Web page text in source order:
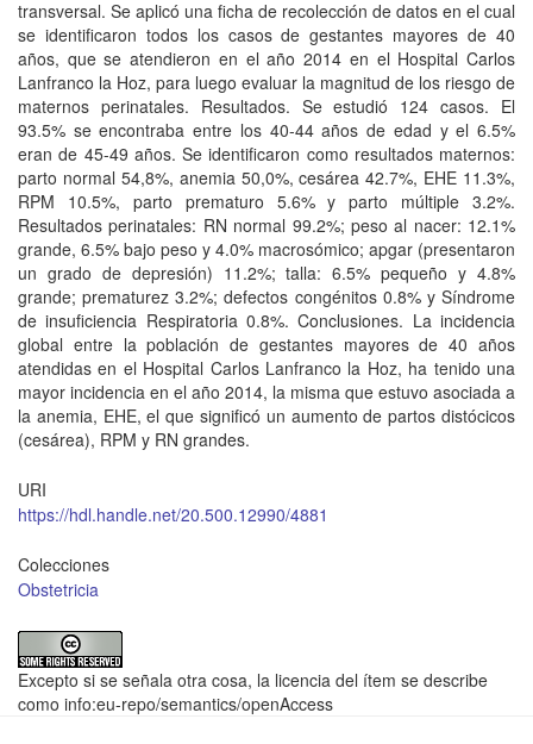
transversal. Se aplicó una ficha de recolección de datos en el cual
se identificaron todos los casos de gestantes mayores de 40
años, que se atendieron en el año 2014 en el Hospital Carlos
Lanfranco la Hoz, para luego evaluar la magnitud de los riesgo de
maternos perinatales. Resultados. Se estudió 124 casos. El
93.5% se encontraba entre los 40-44 años de edad y el 6.5%
eran de 45-49 años. Se identificaron como resultados maternos:
parto normal 54,8%, anemia 50,0%, cesárea 42.7%, EHE 11.3%,
RPM 10.5%, parto prematuro 5.6% y parto múltiple 3.2%.
Resultados perinatales: RN normal 99.2%; peso al nacer: 12.1%
grande, 6.5% bajo peso y 4.0% macrosómico; apgar (presentaron
un grado de depresión) 11.2%; talla: 6.5% pequeño y 4.8%
grande; prematurez 3.2%; defectos congénitos 0.8% y Síndrome
de insuficiencia Respiratoria 0.8%. Conclusiones. La incidencia
global entre la población de gestantes mayores de 40 años
atendidas en el Hospital Carlos Lanfranco la Hoz, ha tenido una
mayor incidencia en el año 2014, la misma que estuvo asociada a
la anemia, EHE, el que significó un aumento de partos distócicos
(cesárea), RPM y RN grandes.
URI
https://hdl.handle.net/20.500.12990/4881
Colecciones
Obstetricia
Excepto si se señala otra cosa, la licencia del ítem se describe
como info:eu-repo/semantics/openAccess